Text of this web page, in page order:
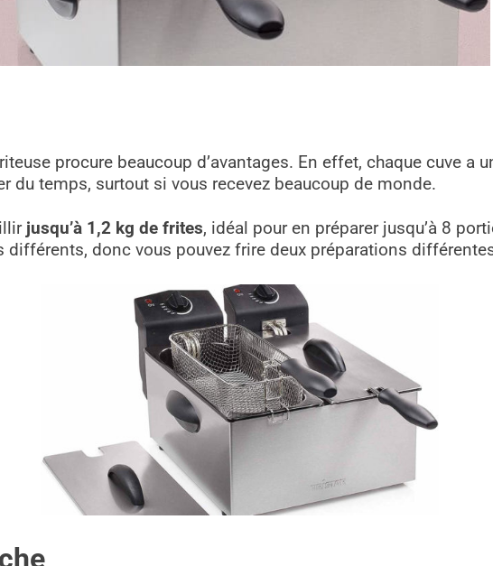
procure beaucoup d’avantages. En effet, chaque cuve a
du temps, surtout si vous recevez beaucoup de monde.
jusqu’à 1,2 kg de frites, idéal pour en préparer jusqu’à 8
différents, donc vous pouvez frire deux préparations